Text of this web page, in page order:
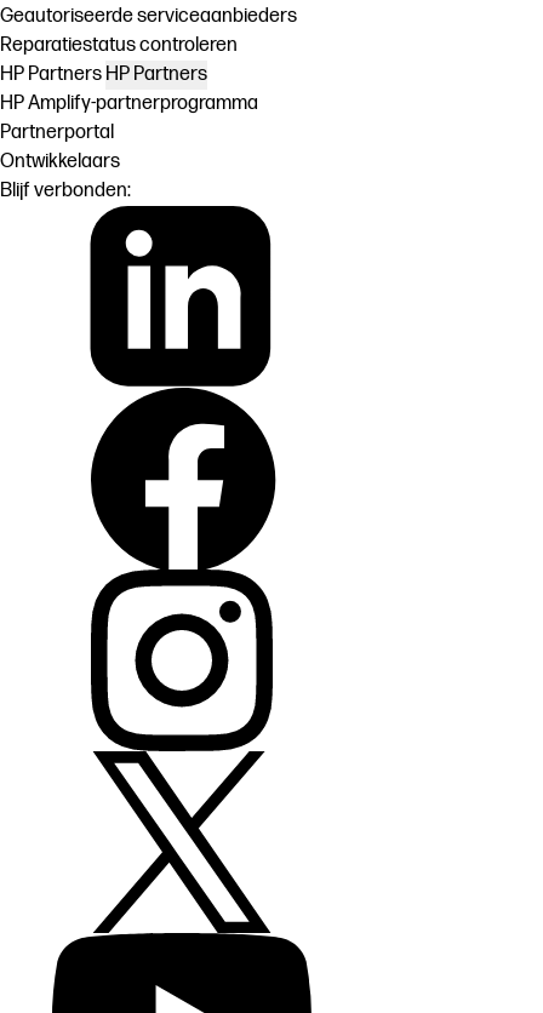
Geautoriseerde serviceaanbieders
Reparatiestatus controleren
HP Partners HP Partners
HP Amplify-partnerprogramma
Partnerportal
Ontwikkelaars
Blijf verbonden: